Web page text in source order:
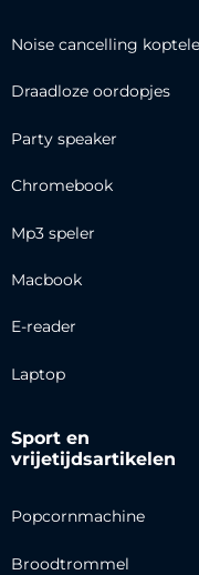
Noise cancelling
Draadloze oordopjes
Party speaker
Chromebook
Mp3 speler
Macbook
E-reader
Laptop
Sport en
vrijetijdsartikelen
Popcornmachine
Broodtrommel